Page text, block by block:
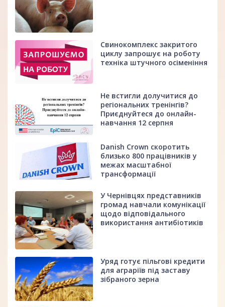
Свинокомплекс закритого
циклу запрошує на роботу
техніка штучного осіменіння
Не встигли долучитися до
регіональних тренінгів?
Приєднуйтеся до онлайн-
навчання 12 серпня
Danish Crown скоротить
близько 800 працівників у
межах масштабної
трансформації
У Чернівцях представників
громад навчали комунікації
щодо відповідального
використання антибіотиків
Уряд готує пільгові кредити
для аграріїв під заставу
зібраного зерна